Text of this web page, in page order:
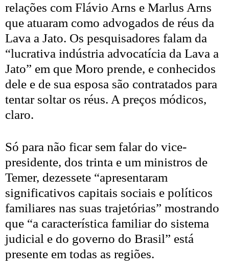
relações com Flávio Arns e Marlus Arns
que atuaram como advogados de réus da
Lava a Jato. Os pesquisadores falam da
“lucrativa indústria advocatícia da Lava a
Jato” em que Moro prende, e conhecidos
dele e de sua esposa são contratados para
tentar soltar os réus. A preços módicos,
claro.
Só para não ficar sem falar do vice-
presidente, dos trinta e um ministros de
Temer, dezessete “apresentaram
significativos capitais sociais e políticos
familiares nas suas trajetórias” mostrando
que “a característica familiar do sistema
judicial e do governo do Brasil” está
presente em todas as regiões.